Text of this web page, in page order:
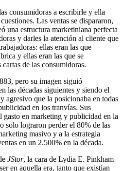
consumidoras a escribirle y ella
Las ventas se dispararon,
una estructura marketiniana perfecta
y darles la atención al cliente que
ellas eran las que
y ellas eran las que se
de las consumidoras.
pero su imagen siguió
las décadas siguientes y siendo el
agresivo que la posicionaba en todas
en los tranvías. Sus
gasto en marketing y publicidad en la
solo lograron perder el 80% de las
masivo y a la estrategia
en un 2.500% en la década.
JStor, la cara de Lydia E. Pinkham
en aquella era, tanto que existían